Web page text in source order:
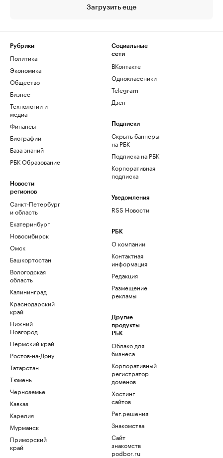
Загрузить еще
Рубрики
Политика
Экономика
Общество
Бизнес
Технологии и
медиа
Финансы
Биографии
База знаний
РБК Образование
Новости
регионов
Санкт-Петербург
и область
Екатеринбург
Новосибирск
Омск
Башкортостан
Вологодская
область
Калининград
Краснодарский
край
Нижний
Новгород
Пермский край
Ростов-на-Дону
Татарстан
Тюмень
Черноземье
Кавказ
Карелия
Мурманск
Приморский
край
Социальные
сети
ВКонтакте
Одноклассники
Telegram
Дзен
Подписки
Скрыть баннеры
на РБК
Подписка на РБК
Корпоративная
подписка
Уведомления
RSS Новости
РБК
О компании
Контактная
информация
Редакция
Размещение
рекламы
Другие
продукты
РБК
Облако для
бизнеса
Корпоративный
регистратор
доменов
Хостинг
сайтов
Рег.решения
Знакомства
Сайт
знакомств
podbor.ru